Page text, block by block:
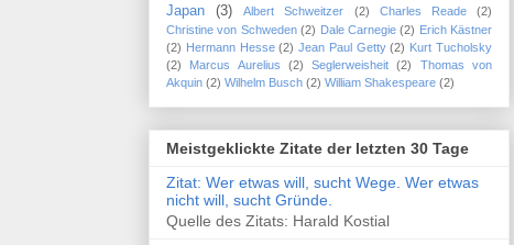
Japan
(3) Albert Schweitzer (2) Charles Reade
(2)
Christine von Schweden (2) Dale Carnegie (2) Erich Kästner
(2) Hermann Hesse (2) Jean Paul Getty (2) Kurt Tucholsky
(2)
Marcus Aurelius (2) Seglerweisheit (2)
Thomas von
Akquin (2) Wilhelm Busch (2) William Shakespeare (2)
Meistgeklickte Zitate der letzten 30 Tage
Zitat: Wer etwas will, sucht Wege. Wer etwas
nicht will, sucht Gründe.
Quelle des Zitats: Harald Kostial